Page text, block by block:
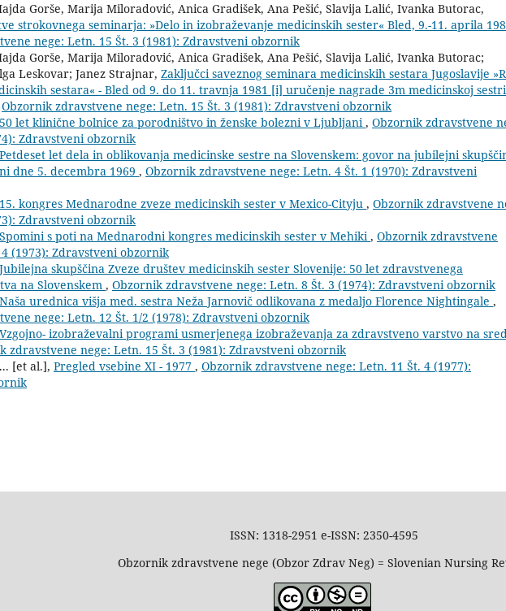
Gorše, Marija Miloradović, Anica Gradišek, Ana Pešić, Slavija Lalić, Ivanka Butorac,
strokovnega seminarja: »Delo in izobraževanje medicinskih sester« Bled, 9.-11. aprila
nege: Letn. 15 Št. 3 (1981): Zdravstveni obzornik
Gorše, Marija Miloradović, Anica Gradišek, Ana Pešić, Slavija Lalić, Ivanka Butorac;
Leskovar; Janez Strajnar, Zaključci saveznog seminara medicinskih sestara Jugoslavije
sestara« - Bled od 9. do 11. travnja 1981 [i] uručenje nagrade 3m medicinskoj sestri
Obzornik zdravstvene nege: Letn. 15 Št. 3 (1981): Zdravstveni obzornik
50 let klinične bolnice za porodništvo in ženske bolezni v Ljubljani, Obzornik zdravstvene
Zdravstveni obzornik
Petdeset let dela in oblikovanja medicinske sestre na Slovenskem: govor na jubilejni
dne 5. decembra 1969 , Obzornik zdravstvene nege: Letn. 4 Št. 1 (1970): Zdravstveni
15. kongres Mednarodne zveze medicinskih sester v Mexico-Cityju , Obzornik zdravstvene
Zdravstveni obzornik
Spomini s poti na Mednarodni kongres medicinskih sester v Mehiki, Obzornik zdravstvene
(1973): Zdravstveni obzornik
Jubilejna skupščina Zveze društev medicinskih sester Slovenije: 50 let zdravstvenega
na Slovenskem , Obzornik zdravstvene nege: Letn. 8 Št. 3 (1974): Zdravstveni obzornik
Naša urednica višja med. sestra Neža Jarnovič odlikovana z medaljo Florence Nightingale ,
nege: Letn. 12 Št. 1/2 (1978): Zdravstveni obzornik
Vzgojno- izobraževalni programi usmerjenega izobraževanja za zdravstveno varstvo na
zdravstvene nege: Letn. 15 Št. 3 (1981): Zdravstveni obzornik
[et al.], Pregled vsebine XI - 1977 , Obzornik zdravstvene nege: Letn. 11 Št. 4 (1977):
ISSN: 1318-2951 e-ISSN: 2350-4595
Obzornik zdravstvene nege (Obzor Zdrav Neg) = Slovenian Nursing